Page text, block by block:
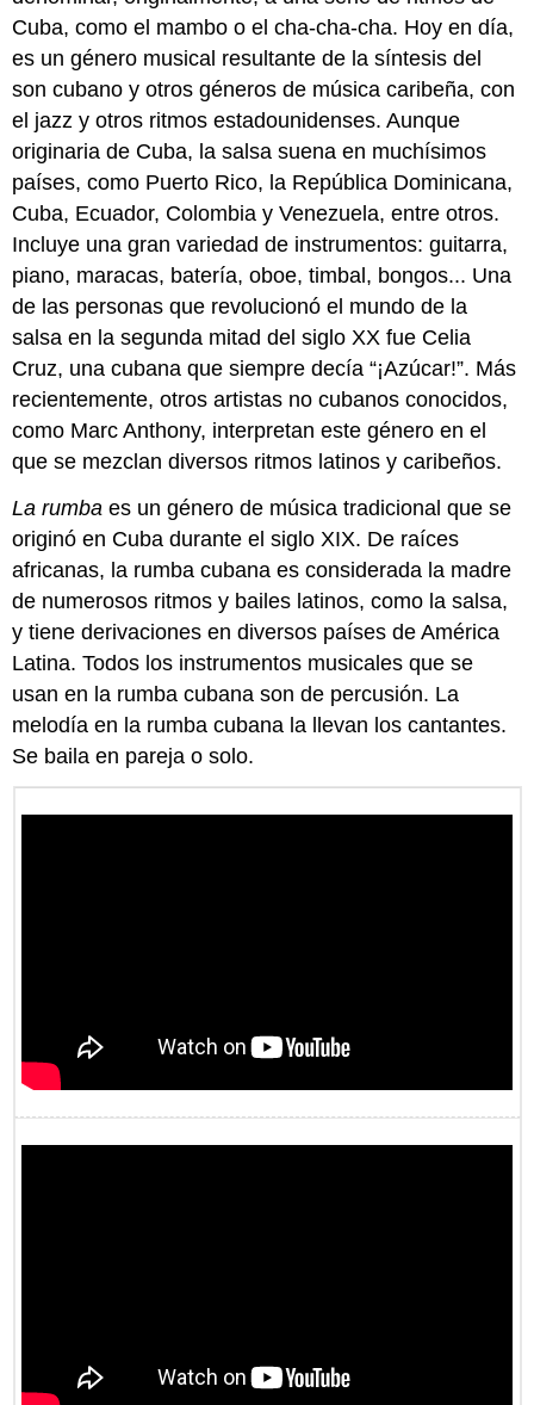
Cuba, como el mambo o el cha-cha-cha. Hoy en día,
es un género musical resultante de la síntesis del
son cubano y otros géneros de música caribeña, con
el jazz y otros ritmos estadounidenses. Aunque
originaria de Cuba, la salsa suena en muchísimos
países, como Puerto Rico, la República Dominicana,
Cuba, Ecuador, Colombia y Venezuela, entre otros.
Incluye una gran variedad de instrumentos: guitarra,
piano, maracas, batería, oboe, timbal, bongos... Una
de las personas que revolucionó el mundo de la
salsa en la segunda mitad del siglo XX fue Celia
Cruz, una cubana que siempre decía “¡Azúcar!”. Más
recientemente, otros artistas no cubanos conocidos,
como Marc Anthony, interpretan este género en el
que se mezclan diversos ritmos latinos y caribeños.
La rumba es un género de música tradicional que se
originó en Cuba durante el siglo XIX. De raíces
africanas, la rumba cubana es considerada la madre
de numerosos ritmos y bailes latinos, como la salsa,
y tiene derivaciones en diversos países de América
Latina. Todos los instrumentos musicales que se
usan en la rumba cubana son de percusión. La
melodía en la rumba cubana la llevan los cantantes.
Se baila en pareja o solo.